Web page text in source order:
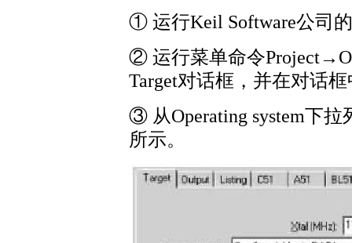
① 运行Keil Software公司
② 运行菜单命令
Target对话框，并在对话
③ 从Operating system下
所示。